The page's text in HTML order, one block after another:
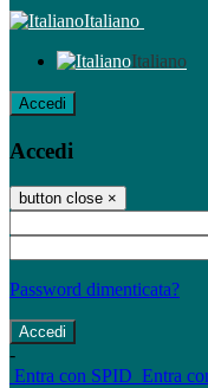
Italiano
Italiano
Accedi
Accedi
button close ×
Password dimenticata?
-
Entra con SPID Entra